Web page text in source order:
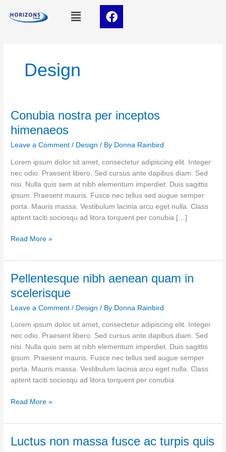
Menu
F
a
Design
Conubia nostra per inceptos
himenaeos
Leave a Comment / Design / By Donna Rainbird
Lorem ipsum dolor sit amet, consectetur adipiscing elit. Integer
nec odio. Praesent libero. Sed cursus ante dapibus diam. Sed
nisi. Nulla quis sem at nibh elementum imperdiet. Duis sagittis
ipsum. Praesent mauris. Fusce nec tellus sed augue semper
porta. Mauris massa. Vestibulum lacinia arcu eget nulla. Class
aptent taciti sociosqu ad litora torquent per conubia […]
Conubia
nostra
per
inceptos
himenaeos
Read More »
Pellentesque nibh aenean quam in
scelerisque
Leave a Comment / Design / By Donna Rainbird
Lorem ipsum dolor sit amet, consectetur adipiscing elit. Integer
nec odio. Praesent libero. Sed cursus ante dapibus diam. Sed
nisi. Nulla quis sem at nibh elementum imperdiet. Duis sagittis
ipsum. Praesent mauris. Fusce nec tellus sed augue semper
porta. Mauris massa. Vestibulum lacinia arcu eget nulla. Class
aptent taciti sociosqu ad litora torquent per conubia
Pellentesque
aenean
quam
in
scelerisque
Read More »
Luctus non massa fusce ac turpis quis
Luctus